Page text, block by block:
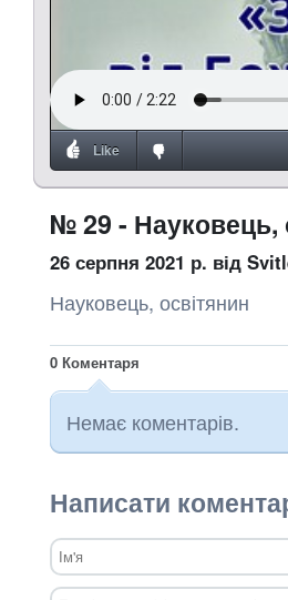
Like
№ 29 - Науковець,
26 серпня 2021 р. від
Науковець, освітянин
0 Коментаря
Немає коментарів.
Написати